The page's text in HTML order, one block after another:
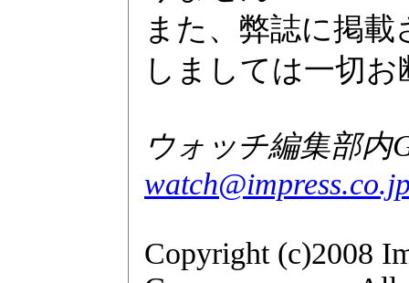
また、弊誌に掲
しましては一切
ウォッチ編集部内
Copyright (c)2008